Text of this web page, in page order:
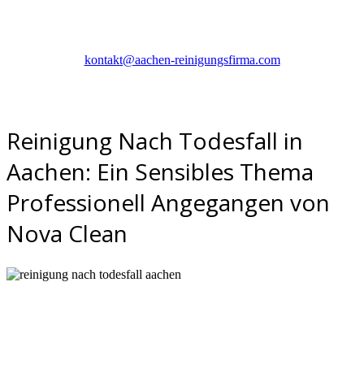
kontakt@aachen-reinigungsfirma.com
Reinigung Nach Todesfall in
Aachen: Ein Sensibles Thema
Professionell Angegangen von
Nova Clean